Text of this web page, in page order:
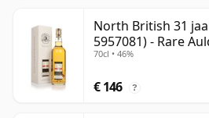
North British 31
5957081) - Rare
70cl • 46%
€ 146 ?